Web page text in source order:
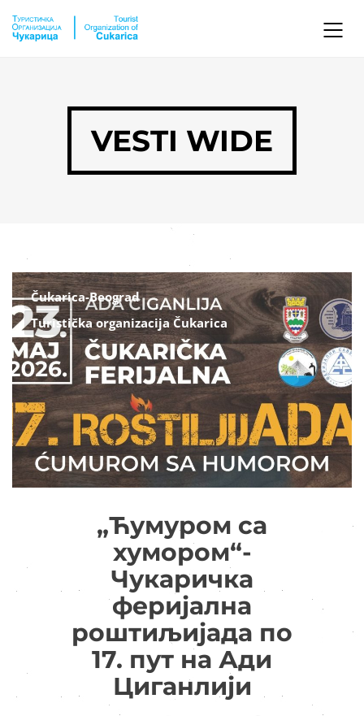
VESTI WIDE
Čukarica-Beograd
Turistička organizacija Čukarica
„Ћумуром са
хумором“-
Чукаричка
феријална
роштиљијада по
17. пут на Ади
Циганлији